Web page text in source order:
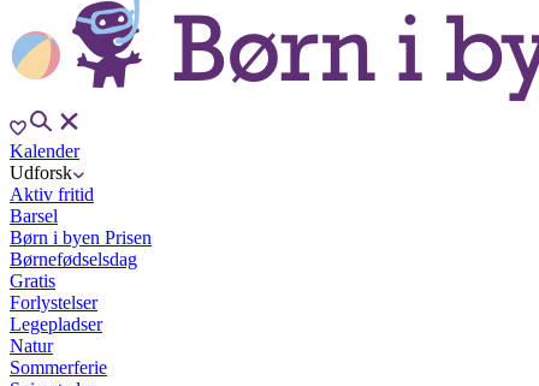
Kalender
Udforsk
Aktiv fritid
Barsel
Børn i byen Prisen
Børnefødselsdag
Gratis
Forlystelser
Legepladser
Natur
Sommerferie